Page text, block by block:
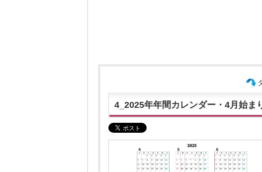
4_2025年年間カレンダー・4月始ま